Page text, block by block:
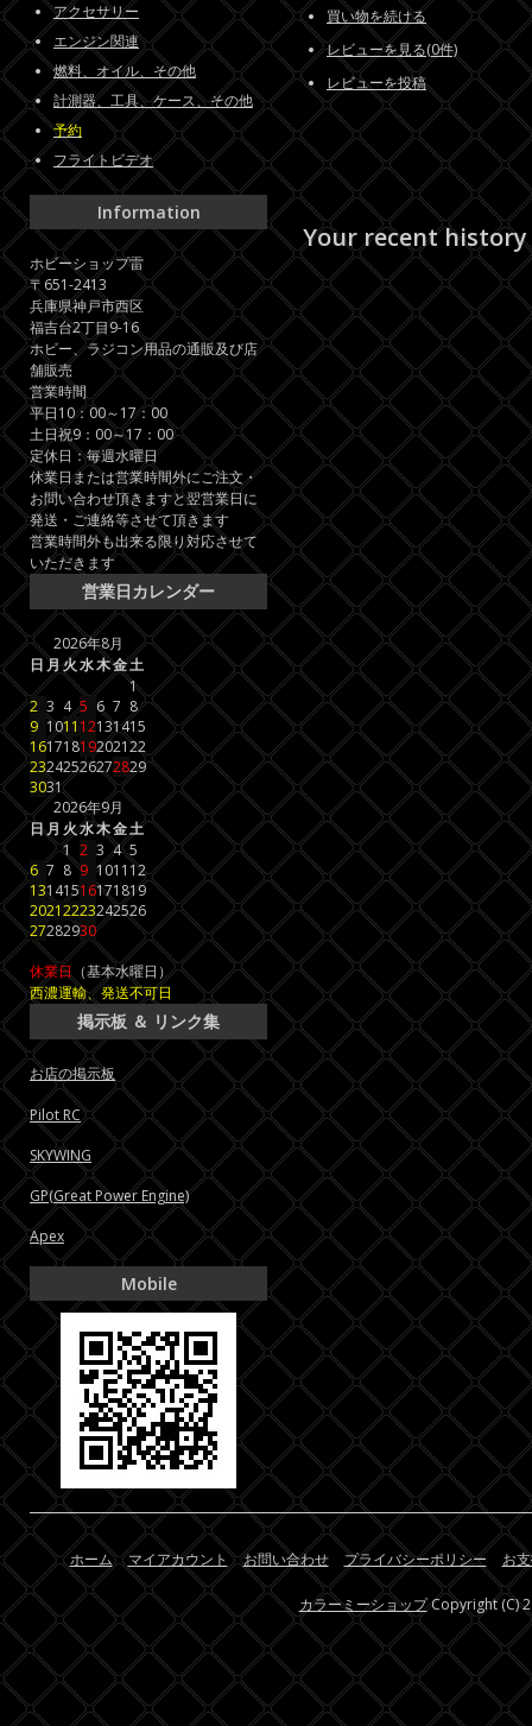
買い物を続ける
レビューを見る(0件)
レビューを投稿
Your recent history
アクセサリー
エンジン関連
燃料、オイル、その他
計測器、工具、ケース、その他
予約
フライトビデオ
Information
ホビーショップ雷
〒651-2413
兵庫県神戸市西区
福吉台2丁目9-16
ホビー、ラジコン用品の通販及び店
舗販売
営業時間
平日10：00～17：00
土日祝9：00～17：00
定休日：毎週水曜日
休業日または営業時間外にご注文・
お問い合わせ頂きますと翌営業日に
発送・ご連絡等させて頂きます
営業時間外も出来る限り対応させて
いただきます
営業日カレンダー
2026年8月
日月火水木金土
1
2 3 4 5 6 7 8
9 1011 12131415
16171819202122
23242526272829
3031
2026年9月
日月 火水木金土
1 2 3 4 5
6 7 8 9 1011 12
13141516171819
20212223242526
27282930
休業日 （基本水曜日）
西濃運輸、発送不可日
掲示板 ＆ リンク集
お店の掲示板
Pilot RC
SKYWING
GP(Great Power Engine)
Apex
Mobile
ホーム マイアカウント お問い合わせ プライバシーポリシー お
カラーミーショップCopyright (C)